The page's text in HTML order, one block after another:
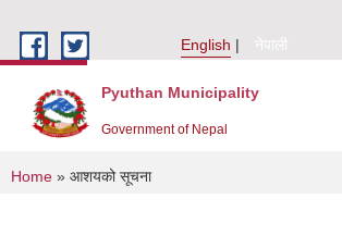
English
नेपाली
Pyuthan Municipality
Government of Nepal
You are here
Home » आशयको सूचना